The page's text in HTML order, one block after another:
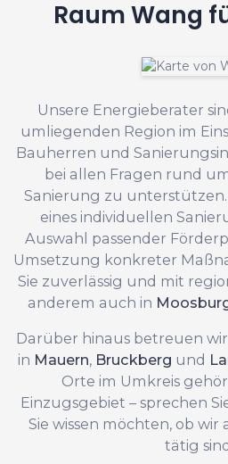
Raum Wang
Unsere Energieberater
umliegenden Region im
Bauherren und
bei allen Fragen rund
Sanierung zu
eines individuellen
Auswahl passender
Umsetzung konkreter
Sie zuverlässig und mit
anderem auch in
Darüber hinaus betreuen
in Mauern, Bruckberg und
Orte im Umkreis
Einzugsgebiet – sprechen
Sie wissen möchten, ob
tätig